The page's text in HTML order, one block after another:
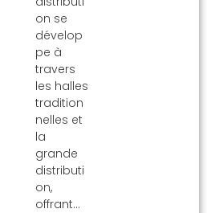
on se
dévelop
pe à
travers
les halles
tradition
nelles et
la
grande
distributi
on,
offrant…